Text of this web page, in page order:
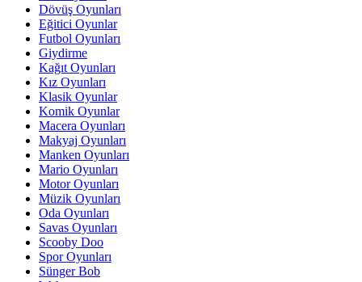
Dövüş Oyunları
Eğitici Oyunlar
Futbol Oyunları
Giydirme
Kağıt Oyunları
Kız Oyunları
Klasik Oyunlar
Komik Oyunlar
Macera Oyunları
Makyaj Oyunları
Manken Oyunları
Mario Oyunları
Motor Oyunları
Müzik Oyunları
Oda Oyunları
Savas Oyunları
Scooby Doo
Spor Oyunları
Sünger Bob